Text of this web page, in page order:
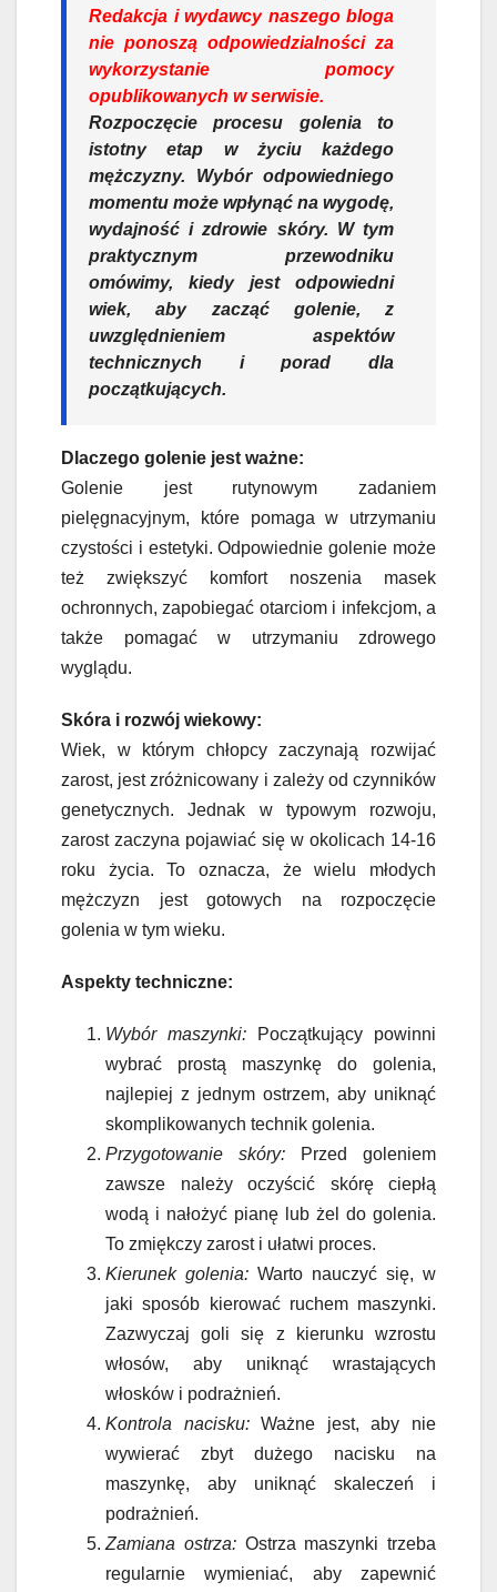
Redakcja i wydawcy naszego bloga
nie ponoszą odpowiedzialności za
wykorzystanie pomocy
opublikowanych w serwisie.
Rozpoczęcie procesu golenia to
istotny etap w życiu każdego
mężczyzny. Wybór odpowiedniego
momentu może wpłynąć na wygodę,
wydajność i zdrowie skóry. W tym
praktycznym przewodniku
omówimy, kiedy jest odpowiedni
wiek, aby zacząć golenie, z
uwzględnieniem aspektów
technicznych i porad dla
początkujących.
Dlaczego golenie jest ważne:
Golenie jest rutynowym zadaniem
pielęgnacyjnym, które pomaga w utrzymaniu
czystości i estetyki. Odpowiednie golenie może
też zwiększyć komfort noszenia masek
ochronnych, zapobiegać otarciom i infekcjom, a
także pomagać w utrzymaniu zdrowego
wyglądu.
Skóra i rozwój wiekowy:
Wiek, w którym chłopcy zaczynają rozwijać
zarost, jest zróżnicowany i zależy od czynników
genetycznych. Jednak w typowym rozwoju,
zarost zaczyna pojawiać się w okolicach 14-16
roku życia. To oznacza, że wielu młodych
mężczyzn jest gotowych na rozpoczęcie
golenia w tym wieku.
Aspekty techniczne:
Wybór maszynki: Początkujący powinni
wybrać prostą maszynkę do golenia,
najlepiej z jednym ostrzem, aby uniknąć
skomplikowanych technik golenia.
Przygotowanie skóry: Przed goleniem
zawsze należy oczyścić skórę ciepłą
wodą i nałożyć pianę lub żel do golenia.
To zmiękczy zarost i ułatwi proces.
Kierunek golenia: Warto nauczyć się, w
jaki sposób kierować ruchem maszynki.
Zazwyczaj goli się z kierunku wzrostu
włosów, aby uniknąć wrastających
włosków i podrażnień.
Kontrola nacisku:Ważne jest, aby nie
wywierać zbyt dużego nacisku na
maszynkę, aby uniknąć skaleczeń i
podrażnień.
Zamiana ostrza:Ostrza maszynki trzeba
regularnie wymieniać, aby zapewnić